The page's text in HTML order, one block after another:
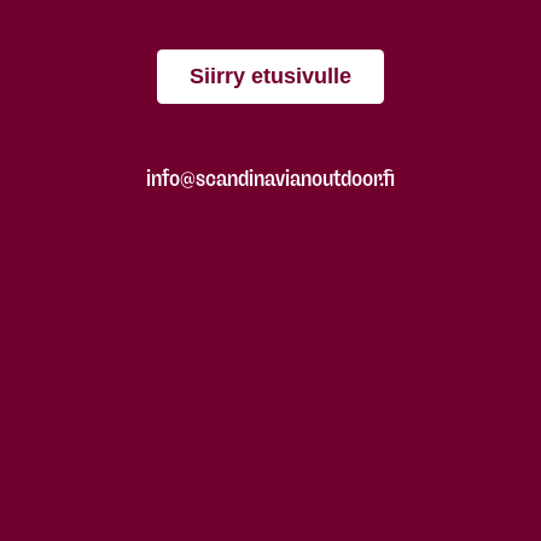
Siirry etusivulle
info@scandinavianoutdoor.fi